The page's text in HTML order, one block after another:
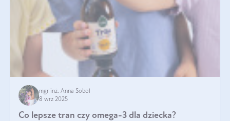
mgr inż. Anna Sobol
8 wrz 2025
Co lepsze tran czy omega-3 dla dziecka?